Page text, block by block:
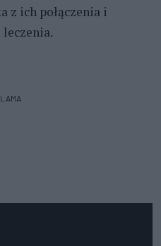
z ich połączenia i